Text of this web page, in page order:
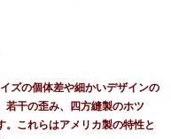
ズの個体差や細かいデザインの
干の歪み、四方縫製のホツ
。これらはアメリカ製の特性と